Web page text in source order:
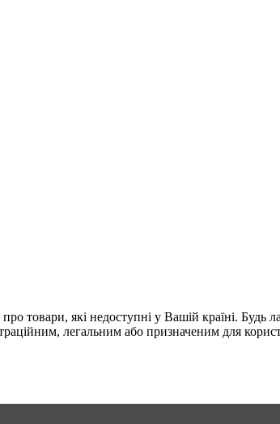
товари, які недоступні у Вашій країні. Будь
легальним або призначеним для